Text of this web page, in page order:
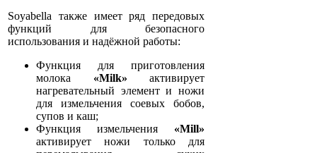
Soyabella также имеет ряд передовых
функций для безопасного
использования и надёжной работы:
Функция для приготовления
молока «Milk» активирует
нагревательный элемент и ножи
для измельчения соевых бобов,
супов и каш;
Функция измельчения «Mill»
активирует ножи только для